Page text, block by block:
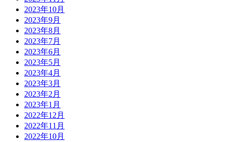
2023年10月
2023年9月
2023年8月
2023年7月
2023年6月
2023年5月
2023年4月
2023年3月
2023年2月
2023年1月
2022年12月
2022年11月
2022年10月